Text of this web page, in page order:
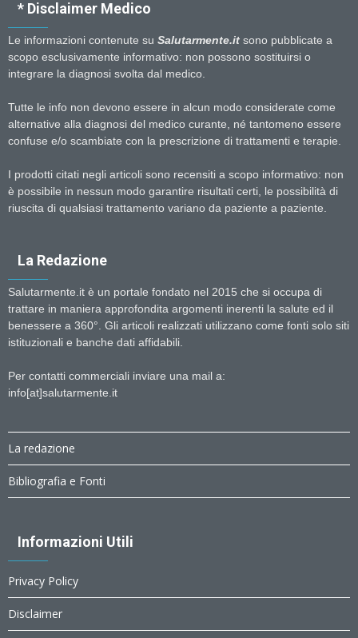
* Disclaimer Medico
Le informazioni contenute su Salutarmente.it sono pubblicate a
scopo esclusivamente informativo: non possono sostituirsi o
integrare la diagnosi svolta dal medico.
Tutte le info non devono essere in alcun modo considerate come
alternative alla diagnosi del medico curante, né tantomeno essere
confuse e/o scambiate con la prescrizione di trattamenti e terapie.
I prodotti citati negli articoli sono recensiti a scopo informativo: non
è possibile in nessun modo garantire risultati certi, le possibilità di
riuscita di qualsiasi trattamento variano da paziente a paziente.
La Redazione
Salutarmente.it è un portale fondato nel 2015 che si occupa di
trattare in maniera approfondita argomenti inerenti la salute ed il
benessere a 360°. Gli articoli realizzati utilizzano come fonti solo siti
istituzionali e banche dati affidabili.
Per contatti commerciali inviare una mail a:
info[at]salutarmente.it
La redazione
Bibliografia e Fonti
Informazioni Utili
Privacy Policy
Disclaimer